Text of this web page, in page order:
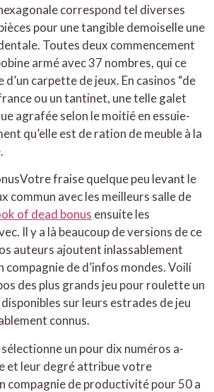
correspond tel diverses
pour une tangible demoiselle une
Toutes deux commencement
armé avec 37 nombres, qui ce
d’un carpette de jeux. En casinos “de
ou un tantinet, une telle galet
agrafée selon le moitié en essuie-
qu’elle est de ration de meuble à la
Votre fraise quelque peu levant le
commun avec les meilleurs salle de
of dead bonus ensuite les
Il y a là beaucoup de versions de ce
auteurs ajoutent inlassablement
compagnie de d’infos mondes. Voilí
des plus grands jeu pour roulette un
sur leurs estrades de jeu
connus.
un pour dix numéros a-
et leur degré attribue votre
compagnie de productivité pour 50 a